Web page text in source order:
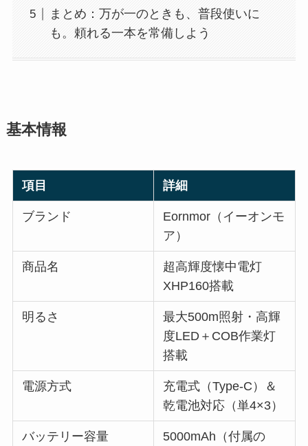
まとめ：万が一のときも、普段使いに
も。頼れる一本を常備しよう
基本情報
項目 詳細
ブランド
Eornmor（イーオンモ
ア）
商品名
超高輝度懐中電灯
XHP160搭載
明るさ
最大500m照射・高輝
度LED＋COB作業灯
搭載
電源方式
充電式（Type-C）＆
乾電池対応（単4×3）
バッテリー容量
5000mAh（付属の